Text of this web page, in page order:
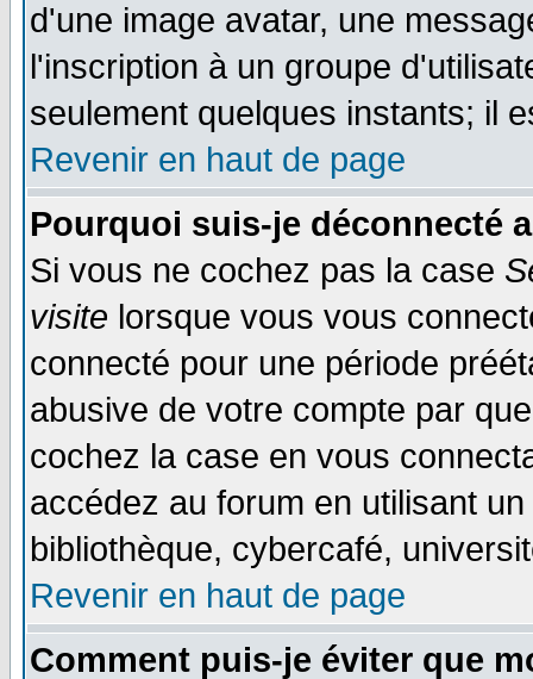
d'une image avatar, une
l'inscription à un groupe
seulement quelques instants; il
Revenir en haut de page
Pourquoi suis-je déconnecté
Si vous ne cochez pas la case
visite lorsque vous vous
connecté pour une période
abusive de votre compte par
cochez la case en vous
accédez au forum en utilisant
bibliothèque, cybercafé,
Revenir en haut de page
Comment puis-je éviter que